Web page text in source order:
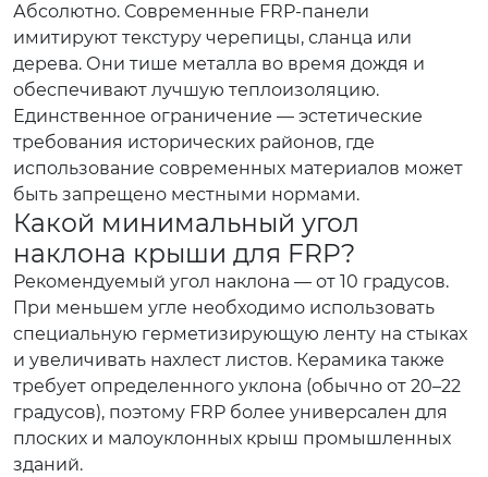
Абсолютно. Современные FRP-панели
имитируют текстуру черепицы, сланца или
дерева. Они тише металла во время дождя и
обеспечивают лучшую теплоизоляцию.
Единственное ограничение — эстетические
требования исторических районов, где
использование современных материалов может
быть запрещено местными нормами.
Какой минимальный угол
наклона крыши для FRP?
Рекомендуемый угол наклона — от 10 градусов.
При меньшем угле необходимо использовать
специальную герметизирующую ленту на стыках
и увеличивать нахлест листов. Керамика также
требует определенного уклона (обычно от 20–22
градусов), поэтому FRP более универсален для
плоских и малоуклонных крыш промышленных
зданий.